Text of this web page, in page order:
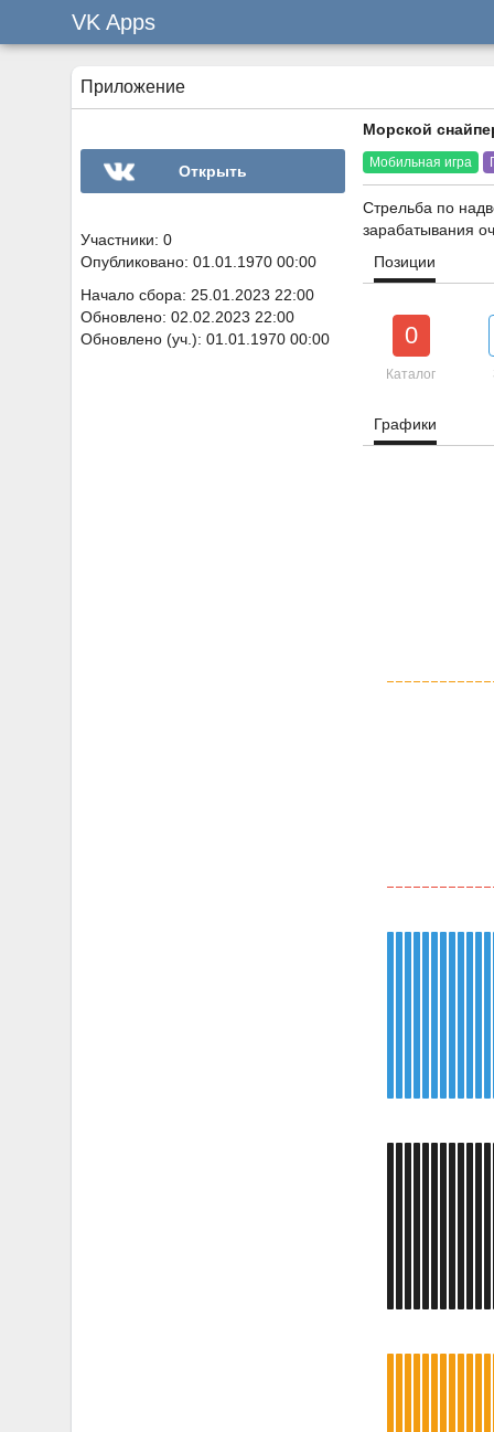
VK Apps
Приложение
Открыть
Участники: 0
Опубликовано: 01.01.1970 00:00
Начало сбора: 25.01.2023 22:00
Обновлено: 02.02.2023 22:00
Обновлено (уч.): 01.01.1970 00:00
Морской
Мобильная игра
Стрельба по
зарабатывания
Позиции
0
Каталог
Графики